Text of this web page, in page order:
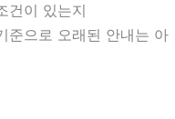
건이 있는지
준으로 오래된 안내는 아